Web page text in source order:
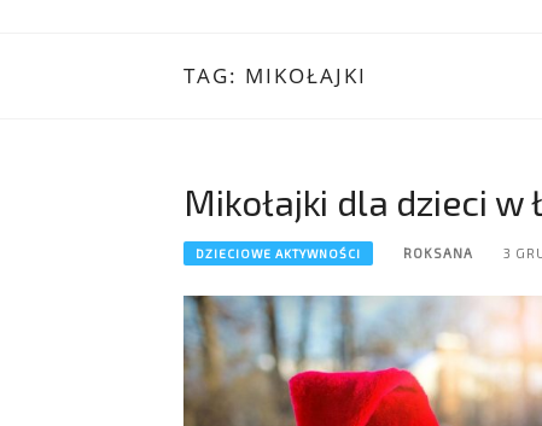
TAG: MIKOŁAJKI
Mikołajki dla dzieci
DZIECIOWE AKTYWNOŚCI ROKSANA 3